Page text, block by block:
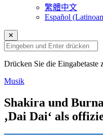
繁體中文
Español
✕
Drücken Sie die Eingabetaste
Musik
Shakira und
‚Dai Dai‘ als